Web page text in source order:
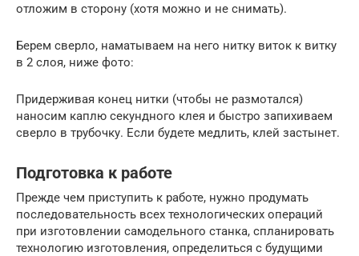
отложим в сторону (хотя можно и не снимать).
Берем сверло, наматываем на него нитку виток к витку
в 2 слоя, ниже фото:
Придерживая конец нитки (чтобы не размотался)
наносим каплю секундного клея и быстро запихиваем
сверло в трубочку. Если будете медлить, клей застынет.
Подготовка к работе
Прежде чем приступить к работе, нужно продумать
последовательность всех технологических операций
при изготовлении самодельного станка, спланировать
технологию изготовления, определиться с будущими